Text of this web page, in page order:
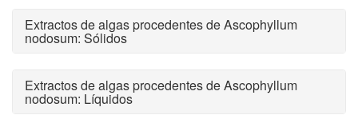
Extractos de algas procedentes de Ascophyllum
nodosum: Sólidos
Extractos de algas procedentes de Ascophyllum
nodosum: Líquidos